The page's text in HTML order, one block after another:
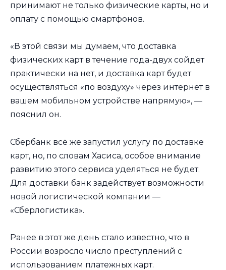
принимают не только физические карты, но и
оплату с помощью смартфонов.
«В этой связи мы думаем, что доставка
физических карт в течение года-двух сойдет
практически на нет, и доставка карт будет
осуществляться «по воздуху» через интернет в
вашем мобильном устройстве напрямую», —
пояснил он.
Сбербанк всё же запустил услугу по доставке
карт, но, по словам Хасиса, особое внимание
развитию этого сервиса уделяться не будет.
Для доставки банк задействует возможности
новой логистической компании —
«Сберлогистика».
Ранее в этот же день стало известно, что в
России возросло число преступлений с
использованием платежных карт.